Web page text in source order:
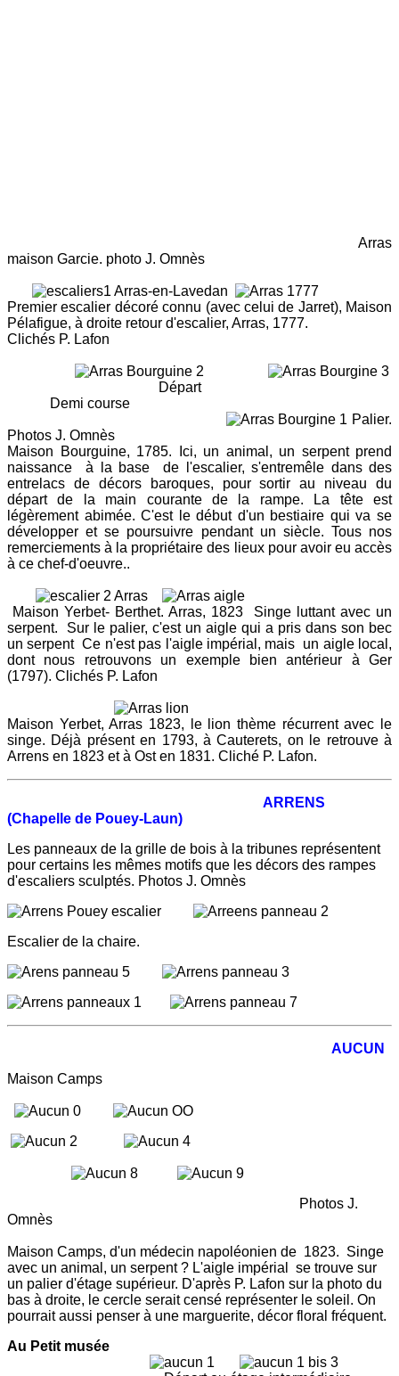
Arras
maison Garcie. photo J. Omnès
Premier escalier décoré connu (avec celui de Jarret), Maison
Pélafigue, à droite retour d'escalier, Arras, 1777.
Clichés P. Lafon
Départ
Demi course
Palier.
Photos J. Omnès
Maison Bourguine, 1785. Ici, un animal, un serpent prend
naissance à la base de l'escalier, s'entremêle dans des
entrelacs de décors baroques, pour sortir au niveau du
départ de la main courante de la rampe. La tête est
légèrement abimée. C'est le début d'un bestiaire qui va se
développer et se poursuivre pendant un siècle. Tous nos
remerciements à la propriétaire des lieux pour avoir eu accès
à ce chef-d'oeuvre..
Maison Yerbet- Berthet. Arras, 1823 Singe luttant avec un
serpent. Sur le palier, c'est un aigle qui a pris dans son bec
un serpent Ce n'est pas l'aigle impérial, mais un aigle local,
dont nous retrouvons un exemple bien antérieur à Ger
(1797). Clichés P. Lafon
Maison Yerbet, Arras 1823, le lion thème récurrent avec le
singe. Déjà présent en 1793, à Cauterets, on le retrouve à
Arrens en 1823 et à Ost en 1831. Cliché P. Lafon.
ARRENS
(Chapelle de Pouey-Laun)
Les panneaux de la grille de bois à la tribunes représentent
pour certains les mêmes motifs que les décors des rampes
d'escaliers sculptés. Photos J. Omnès
Escalier de la chaire.
AUCUN
Maison Camps
Photos J.
Omnès
Maison Camps, d'un médecin napoléonien de 1823. Singe
avec un animal, un serpent ? L'aigle impérial se trouve sur
un palier d'étage supérieur. D'après P. Lafon sur la photo du
bas à droite, le cercle serait censé représenter le soleil. On
pourrait aussi penser à une marguerite, décor floral fréquent.
Au Petit musée